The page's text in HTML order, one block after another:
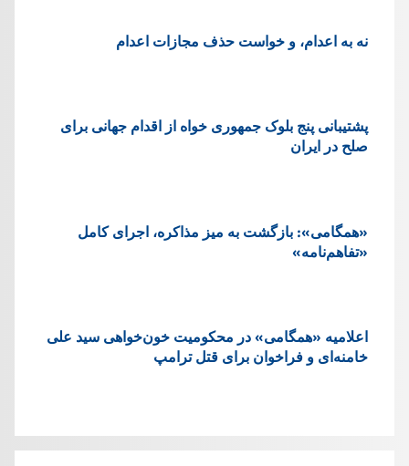
نه به اعدام، و خواست حذف مجازات اعدام
پشتيبانی پنج بلوک جمهوری خواه از اقدام جهانی برای
صلح در ایران
«همگامی»: بازگشت به میز مذاکره، اجرای کامل
«تفاهم‌نامه»
اعلامیه «همگامی» در محکومیت خون‌خواهی سید علی
خامنه‌ای و فراخوان برای قتل ترامپ